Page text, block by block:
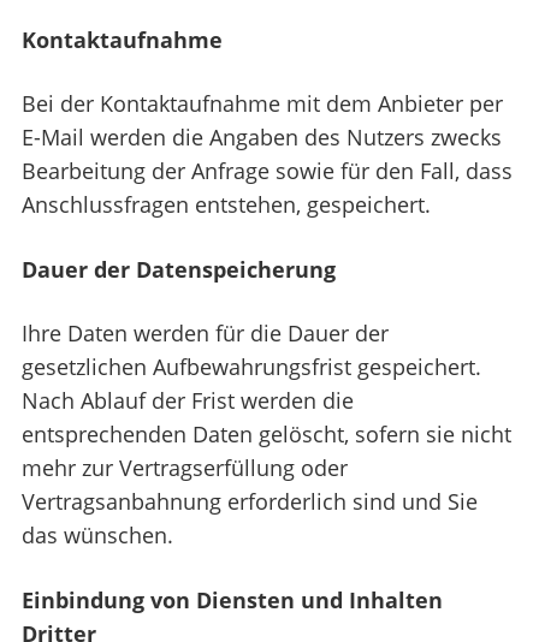
Kontaktaufnahme
Bei der Kontaktaufnahme mit dem Anbieter per
E-Mail werden die Angaben des Nutzers zwecks
Bearbeitung der Anfrage sowie für den Fall, dass
Anschlussfragen entstehen, gespeichert.
Dauer der Datenspeicherung
Ihre Daten werden für die Dauer der
gesetzlichen Aufbewahrungsfrist gespeichert.
Nach Ablauf der Frist werden die
entsprechenden Daten gelöscht, sofern sie nicht
mehr zur Vertragserfüllung oder
Vertragsanbahnung erforderlich sind und Sie
das wünschen.
Einbindung von Diensten und Inhalten
Dritter